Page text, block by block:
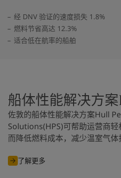
经 DNV 验证的速度损失 1.8%
燃料节省高达 12.3%
适合低在航率的船舶
船体性能解决方案
佐敦的船体性能解决方案Hull
Solutions(HPS)可帮助运营商
而降低燃料成本，减少温室气体
了解更多